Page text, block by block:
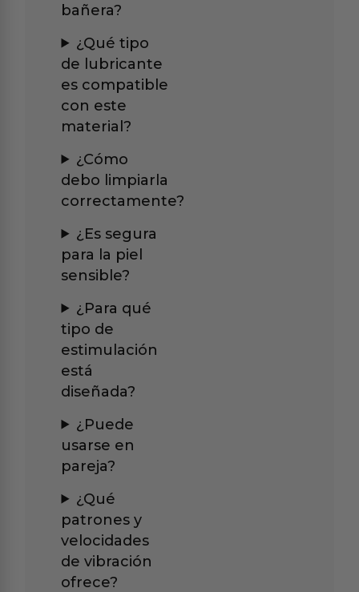
bañera?
¿Qué tipo
de lubricante
es compatible
con este
material?
¿Cómo
debo limpiarla
correctamente?
¿Es segura
para la piel
sensible?
¿Para qué
tipo de
estimulación
está
diseñada?
¿Puede
usarse en
pareja?
¿Qué
patrones y
velocidades
de vibración
ofrece?